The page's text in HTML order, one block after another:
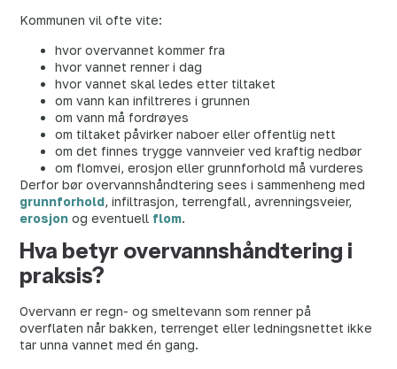
Kommunen vil ofte vite:
hvor overvannet kommer fra
hvor vannet renner i dag
hvor vannet skal ledes etter tiltaket
om vann kan infiltreres i grunnen
om vann må fordrøyes
om tiltaket påvirker naboer eller offentlig nett
om det finnes trygge vannveier ved kraftig nedbør
om flomvei, erosjon eller grunnforhold må vurderes
Derfor bør overvannshåndtering sees i sammenheng med
grunnforhold, infiltrasjon, terrengfall, avrenningsveier,
erosjon og eventuell flom.
Hva betyr overvannshåndtering i
praksis?
Overvann er regn- og smeltevann som renner på
overflaten når bakken, terrenget eller ledningsnettet ikke
tar unna vannet med én gang.